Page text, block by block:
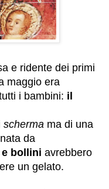
e ridente dei primi
maggio era
i bambini: il
scherma ma di una
da
bollini avrebbero
un gelato.